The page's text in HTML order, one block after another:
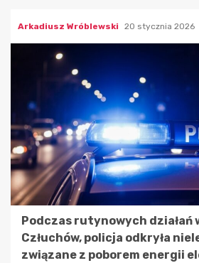
Arkadiusz Wróblewski 20 stycznia 2026
Podczas rutynowych działań
Człuchów, policja odkryła
związane z poborem energii